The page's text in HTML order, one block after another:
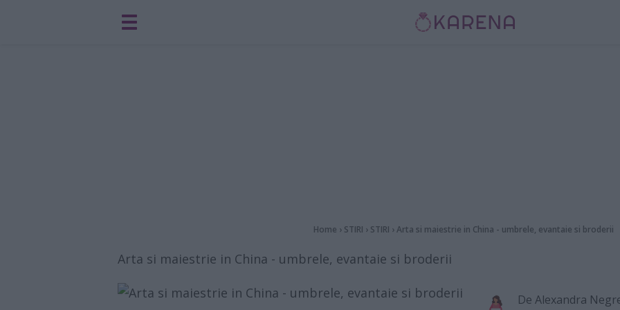
Home › STIRI › STIRI ›Arta si maiestrie in China - umbrele, evantaie si broderii
Arta si maiestrie in China - umbrele, evantaie si broderii
De Alexandra